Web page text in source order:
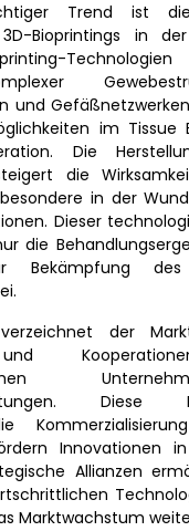
Trend ist
Bioprintings in
und
im Tissue
Die
die
in der
Dieser
die
Bekämpfung
der
Diese
Innovationen
Allianzen
Marktwachstum